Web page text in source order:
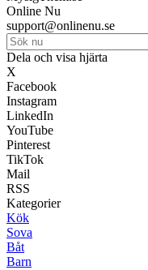
Online Nu
support@onlinenu.se
Dela och visa hjärta
X
Facebook
Instagram
LinkedIn
YouTube
Pinterest
TikTok
Mail
RSS
Kategorier
Kök
Sova
Båt
Barn